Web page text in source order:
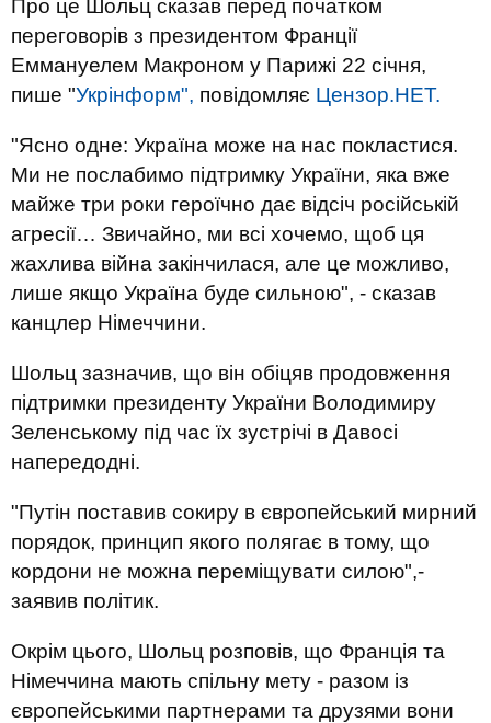
Про це Шольц сказав перед початком
переговорів з президентом Франції
Еммануелем Макроном у Парижі 22 січня,
пише "Укрінформ", повідомляє Цензор.НЕТ.
"Ясно одне: Україна може на нас покластися.
Ми не послабимо підтримку України, яка вже
майже три роки героїчно дає відсіч російській
агресії… Звичайно, ми всі хочемо, щоб ця
жахлива війна закінчилася, але це можливо,
лише якщо Україна буде сильною", - сказав
канцлер Німеччини.
Шольц зазначив, що він обіцяв продовження
підтримки президенту України Володимиру
Зеленському під час їх зустрічі в Давосі
напередодні.
"Путін поставив сокиру в європейський мирний
порядок, принцип якого полягає в тому, що
кордони не можна переміщувати силою",-
заявив політик.
Окрім цього, Шольц розповів, що Франція та
Німеччина мають спільну мету - разом із
європейськими партнерами та друзями вони